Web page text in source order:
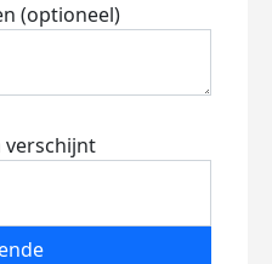
(optioneel)
verschijnt